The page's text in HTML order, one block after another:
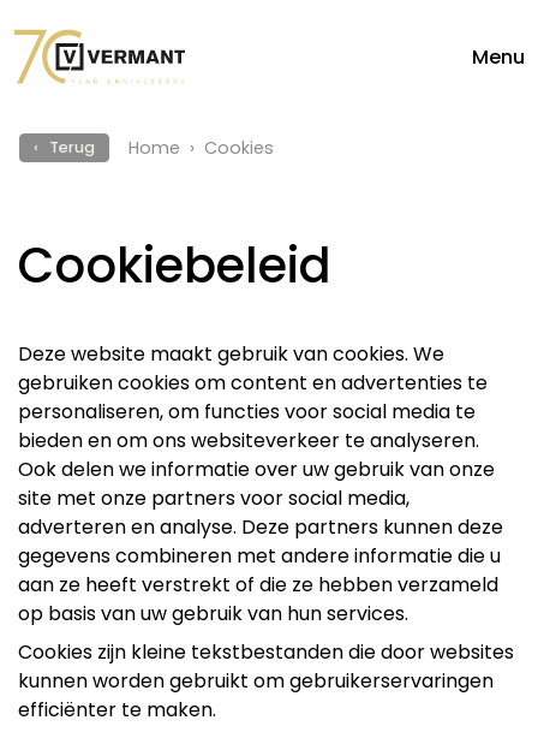
Menu
‹ Terug Home Cookies
Cookiebeleid
Deze website maakt gebruik van cookies. We
gebruiken cookies om content en advertenties te
personaliseren, om functies voor social media te
bieden en om ons websiteverkeer te analyseren.
Ook delen we informatie over uw gebruik van onze
site met onze partners voor social media,
adverteren en analyse. Deze partners kunnen deze
gegevens combineren met andere informatie die u
aan ze heeft verstrekt of die ze hebben verzameld
op basis van uw gebruik van hun services.
Cookies zijn kleine tekstbestanden die door websites
kunnen worden gebruikt om gebruikerservaringen
efficiënter te maken.